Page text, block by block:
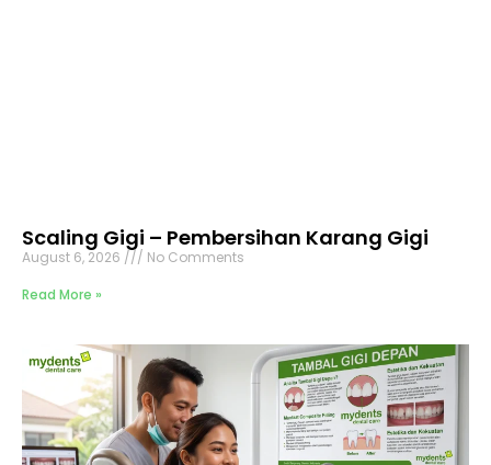
Scaling Gigi – Pembersihan Karang Gigi
August 6, 2026
No Comments
Read More »